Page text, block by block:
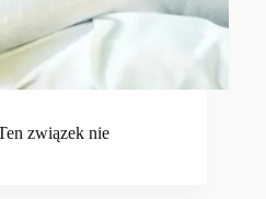
związek nie